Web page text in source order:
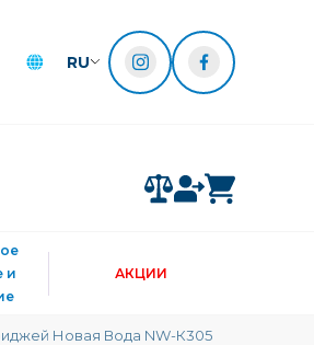
RU
и
АКЦИИ
Новая Вода NW-К305